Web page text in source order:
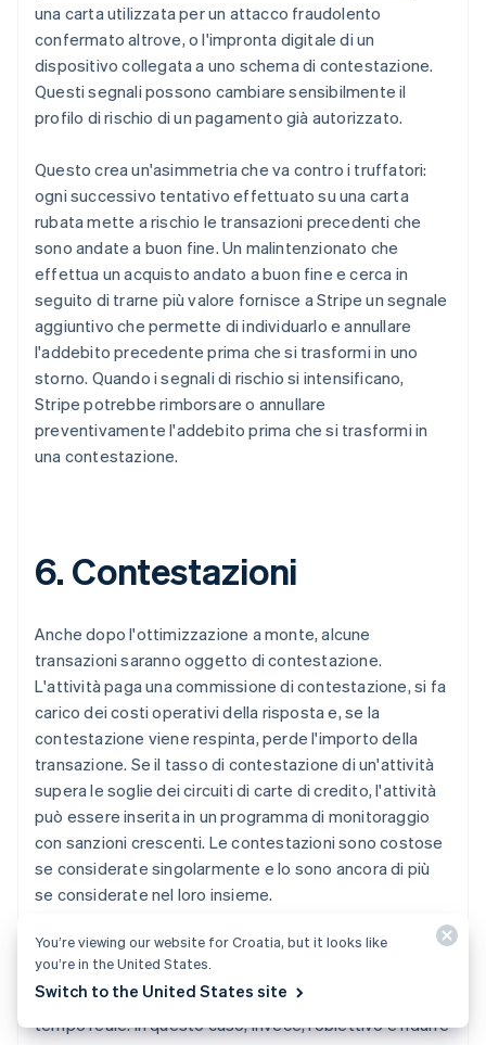
una carta utilizzata per un attacco fraudolento
confermato altrove, o l'impronta digitale di un
dispositivo collegata a uno schema di contestazione.
Questi segnali possono cambiare sensibilmente il
profilo di rischio di un pagamento già autorizzato.
Questo crea un'asimmetria che va contro i truffatori:
ogni successivo tentativo effettuato su una carta
rubata mette a rischio le transazioni precedenti che
sono andate a buon fine. Un malintenzionato che
effettua un acquisto andato a buon fine e cerca in
seguito di trarne più valore fornisce a Stripe un segnale
aggiuntivo che permette di individuarlo e annullare
l'addebito precedente prima che si trasformi in uno
storno. Quando i segnali di rischio si intensificano,
Stripe potrebbe rimborsare o annullare
preventivamente l'addebito prima che si trasformi in
una contestazione.
6. Contestazioni
Anche dopo l'ottimizzazione a monte, alcune
transazioni saranno oggetto di contestazione.
L'attività paga una commissione di contestazione, si fa
carico dei costi operativi della risposta e, se la
contestazione viene respinta, perde l'importo della
transazione. Se il tasso di contestazione di un'attività
supera le soglie dei circuiti di carte di credito, l'attività
può essere inserita in un programma di monitoraggio
con sanzioni crescenti. Le contestazioni sono costose
se considerate singolarmente e lo sono ancora di più
se considerate nel loro insieme.
La gestione delle contestazioni rappresenta un altro
problema di ottimizzazione. A monte, l’obiettivo è
massimizzare il profitto atteso su ogni transazione in
tempo reale. In questo caso, invece, l’obiettivo è ridurre
You’re viewing our website for Croatia, but it looks like
you’re in the United States.
Switch to the United States site